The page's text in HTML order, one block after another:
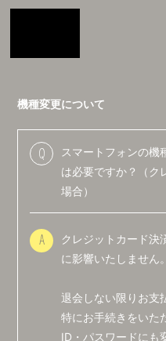
MATIO
N
ログイン
機種変更について
Q
スマートフォンの機
は必要ですか？（ク
場合）
A
クレジットカード決
に影響いたしません。
退会しない限りお支
特にお手続きをいた
ID・パスワードにも